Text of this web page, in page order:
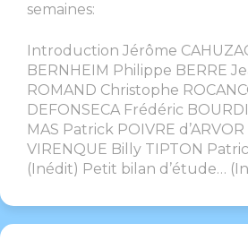
semaines:
Introduction Jérôme
BERNHEIM Philippe BERRE
ROMAND Christophe
DEFONSECA Frédéric
MAS Patrick POIVRE
VIRENQUE Billy TIPTON
(Inédit) Petit bilan d’étude…